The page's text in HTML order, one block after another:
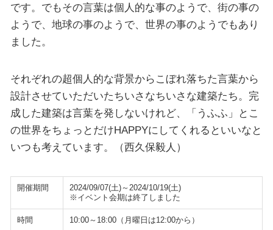
です。でもその言葉は個人的な事のようで、街の事の
ようで、地球の事のようで、世界の事のようでもあり
ました。
それぞれの超個人的な背景からこぼれ落ちた言葉から
設計させていただいたちいさなちいさな建築たち。完
成した建築は言葉を発しないけれど、「うふふ」とこ
の世界をちょっとだけHAPPYにしてくれるといいなと
いつも考えています。（西久保毅人）
開催期間
2024/09/07(土)～2024/10/19(土)
※イベント会期は終了しました
時間 10:00～18:00（月曜日は12:00から）